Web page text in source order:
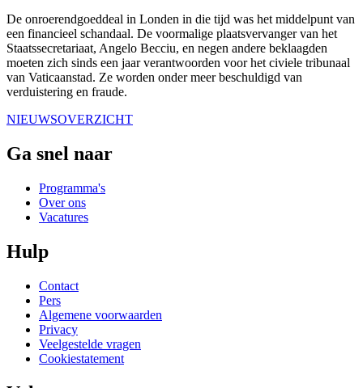
De onroerendgoeddeal in Londen in die tijd was het middelpunt van
een financieel schandaal. De voormalige plaatsvervanger van het
Staatssecretariaat, Angelo Becciu, en negen andere beklaagden
moeten zich sinds een jaar verantwoorden voor het civiele tribunaal
van Vaticaanstad. Ze worden onder meer beschuldigd van
verduistering en fraude.
NIEUWSOVERZICHT
Ga snel naar
Programma's
Over ons
Vacatures
Hulp
Contact
Pers
Algemene voorwaarden
Privacy
Veelgestelde vragen
Cookiestatement